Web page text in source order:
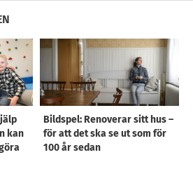
kan
Bildspel: Renoverar sitt hus –
för att det ska se ut som för
100 år sedan